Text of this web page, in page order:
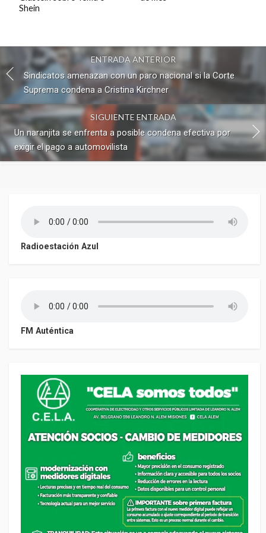
Shein
ENTRADA ANTERIOR
Sindicatos amenazan con un paro nacional si la Corte
Suprema condena a Cristina Kirchner
SIGUIENTE ENTRADA
Un naranjita se enfrenta a posible condena efectiva por
exigir el pago a automovilista
Radioestación Azul
FM Auténtica